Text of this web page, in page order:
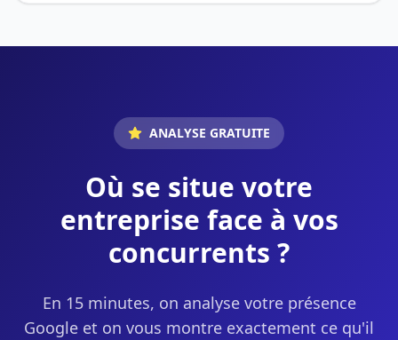
ANALYSE GRATUITE
Où se situe votre
entreprise face à vos
concurrents ?
En 15 minutes, on analyse votre présence
Google et on vous montre exactement ce qu'il